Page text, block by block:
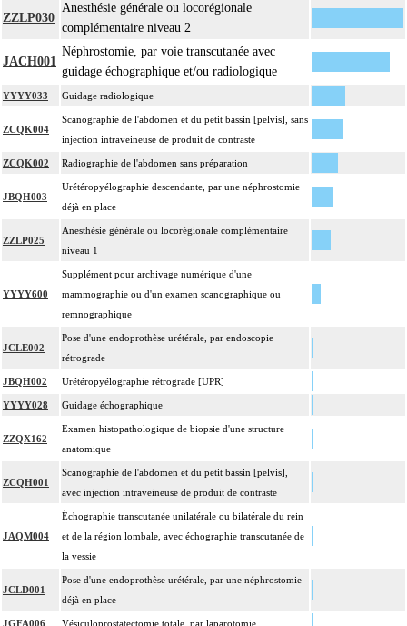
ZZLP030
Anesthésie générale ou locorégionale
complémentaire niveau 2
JACH001
Néphrostomie, par voie transcutanée avec
guidage échographique et/ou radiologique
YYYY033 Guidage radiologique
ZCQK004
Scanographie de l'abdomen et du petit bassin [pelvis], sans
injection intraveineuse de produit de contraste
ZCQK002 Radiographie de l'abdomen sans préparation
JBQH003
Urétéropyélographie descendante, par une néphrostomie
déjà en place
ZZLP025
Anesthésie générale ou locorégionale complémentaire
niveau 1
YYYY600
Supplément pour archivage numérique d'une
mammographie ou d'un examen scanographique ou
remnographique
JCLE002
Pose d'une endoprothèse urétérale, par endoscopie
rétrograde
JBQH002 Urétéropyélographie rétrograde [UPR]
YYYY028 Guidage échographique
ZZQX162
Examen histopathologique de biopsie d'une structure
anatomique
ZCQH001
Scanographie de l'abdomen et du petit bassin [pelvis],
avec injection intraveineuse de produit de contraste
JAQM004
Échographie transcutanée unilatérale ou bilatérale du rein
et de la région lombale, avec échographie transcutanée de
la vessie
JCLD001
Pose d'une endoprothèse urétérale, par une néphrostomie
déjà en place
JGFA006 Vésiculoprostatectomie totale, par laparotomie